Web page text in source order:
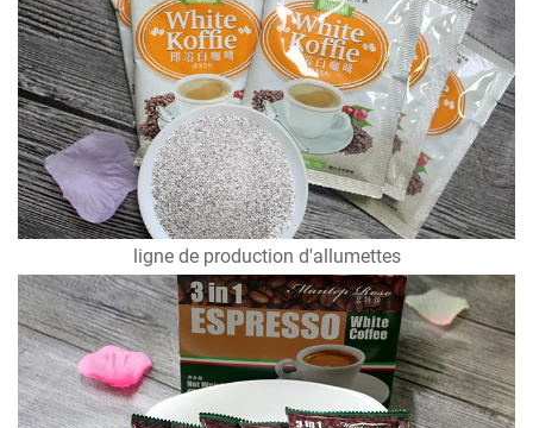
ligne de production d'allumettes